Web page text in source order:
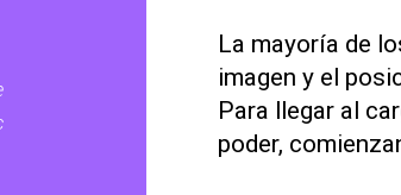
La mayoría de
imagen y el
Para llegar al
poder,